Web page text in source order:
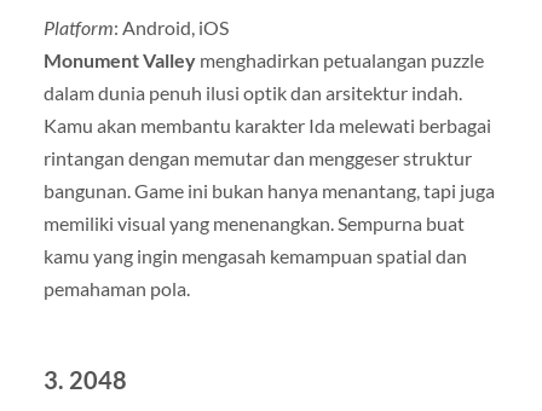
Platform: Android, iOS
Monument Valleymenghadirkan petualangan puzzle
dalam dunia penuh ilusi optik dan arsitektur indah.
Kamu akan membantu karakter Ida melewati berbagai
rintangan dengan memutar dan menggeser struktur
bangunan. Game ini bukan hanya menantang, tapi juga
memiliki visual yang menenangkan. Sempurna buat
kamu yang ingin mengasah kemampuan spatial dan
pemahaman pola.
3. 2048